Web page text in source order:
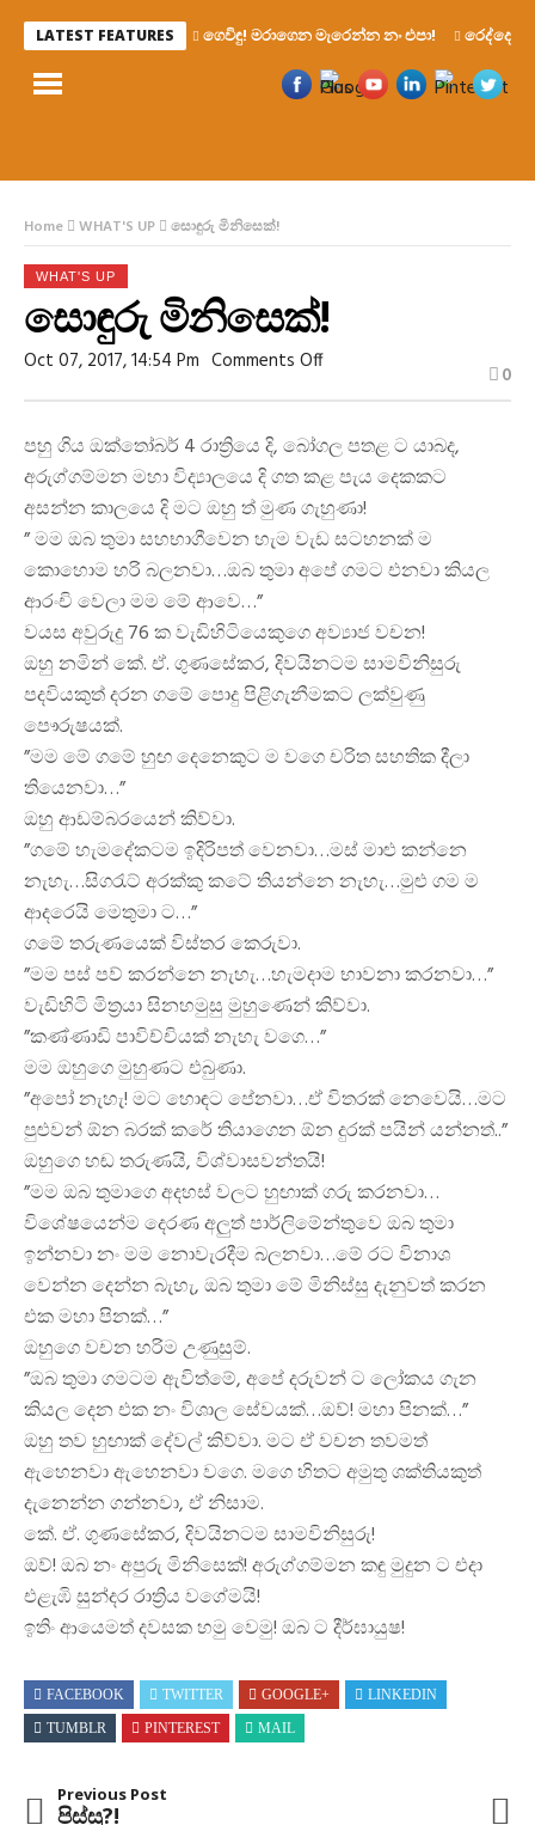
LATEST FEATURES ගෙවිඳු! මරාගෙන මැරෙන්න නං එපා! රෙද්දෙ
Home WHAT'S UP සොඳුරු මිනිසෙක්!
WHAT'S UP
සොඳුරු මිනිසෙක්!
Oct 07, 2017, 14:54 Pm Comments OffOn
මිනිසෙක්!
0
පහු ගිය ඔක්තෝබර් 4 රාත්‍රියෙ දි, බෝගල පතළ ට යාබද,
අරුග්ගම්මන මහා විද්‍යාලයෙ දි ගත කළ පැය දෙකකට
අසන්න කාලයෙ දි මට ඔහු ත් මුණ ගැහුණා!
” මම ඔබ තුමා සහභාගීවෙන හැම වැඩ සටහනක් ම
කොහොම හරි බලනවා…ඔබ තුමා අපේ ගමට එනවා කියල
ආරංචි වෙලා මම මේ ආවෙ…”
වයස අවුරුදු 76 ක වැඩිහිටියෙකුගෙ අව්‍යාජ වචන!
ඔහු නමින් කේ. ඒ. ගුණසේකර, දිවයිනටම සාමවිනිසුරු
පදවියකුත් දරන ගමේ පොදු පිළිගැනීමකට ලක්වුණු
පෞරුෂයක්.
”මම මේ ගමේ හුඟ දෙනෙකුට ම වගෙ චරිත සහතික දීලා
තියෙනවා…”
ඔහු ආඩම්බරයෙන් කිව්වා.
”ගමේ හැමදේකටම ඉදිරිපත් වෙනවා…මස් මාළු කන්නෙ
නැහැ…සිගරැට් අරක්කු කටේ තියන්නෙ නැහැ…මුළු ගම ම
ආදරෙයි මෙතුමා ට…”
ගමේ තරුණයෙක් විස්තර කෙරුවා.
”මම පස් පව් කරන්නෙ නැහැ…හැමදාම භාවනා කරනවා…”
වැඩිහිටි මිත්‍රයා සිනහමුසු මුහුණෙන් කිව්වා.
”කණ්ණාඩි පාවිච්චියක් නැහැ වගෙ…”
මම ඔහුගෙ මුහුණට එබුණා.
”අපෝ නැහැ! මට හොඳට පේනවා…ඒ විතරක් නෙවෙයි…මට
පුළුවන් ඕන බරක් කරේ තියාගෙන ඕන දුරක් පයින් යන්නත්..”
ඔහුගෙ හඬ තරුණයි, විශ්වාසවන්තයි!
”මම ඔබ තුමාගෙ අදහස් වලට හුඟාක් ගරු කරනවා…
විශේෂයෙන්ම දෙරණ අලුත් පාර්ලිමේන්තුවෙ ඔබ තුමා
ඉන්නවා නං මම නොවැරදීම බලනවා…මේ රට විනාශ
වෙන්න දෙන්න බැහැ, ඔබ තුමා මේ මිනිස්සු දැනුවත් කරන
එක මහා පිනක්…”
ඔහුගෙ වචන හරිම උණුසුම්.
”ඔබ තුමා ගමටම ඇවිත්මේ, අපේ දරුවන් ට ලෝකය ගැන
කියල දෙන එක නං විශාල සේවයක්…ඔව්! මහා පිනක්…”
ඔහු තව හුඟාක් දේවල් කිව්වා. මට ඒ වචන තවමත්
ඇහෙනවා ඇහෙනවා වගෙ. මගෙ හිතට අමුතු ශක්තියකුත්
දැනෙන්න ගන්නවා, ඒ නිසාම.
කේ. ඒ. ගුණසේකර, දිවයිනටම සාමවිනිසුරු!
ඔව්! ඔබ නං අපුරු මිනිසෙක්! අරුග්ගම්මන කඳු මුදුන ට එදා
එළැඹි සුන්දර රාත්‍රිය වගේමයි!
ඉතිං ආයෙමත් දවසක හමු වෙමු! ඔබ ට දීර්ඝායුෂ!
FACEBOOK TWITTER GOOGLE+
LINKEDIN
TUMBLR
PINTEREST MAIL
Previous Post
පිස්සු?!